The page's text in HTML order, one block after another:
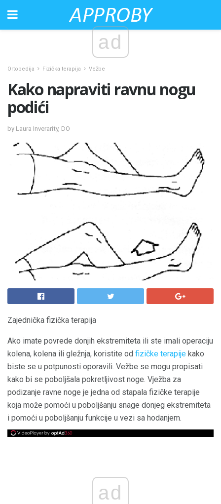
ad
Ortopedija Fizička terapija Vežbe
Kako napraviti ravnu nogu
podići
by Laura Inverarity, DO
Zajednička fizička terapija
Ako imate povrede donjih ekstremiteta ili ste imali operaciju
kolena, kolena ili gležnja, koristite od fizičke terapije kako
biste se u potpunosti oporavili. Vežbe se mogu propisati
kako bi se poboljšala pokretljivost noge. Vježba za
podizanje ravne noge je jedna od stapala fizičke terapije
koja može pomoći u poboljšanju snage donjeg ekstremiteta
i pomoći u poboljšanju funkcije u vezi sa hodanjem.
ad